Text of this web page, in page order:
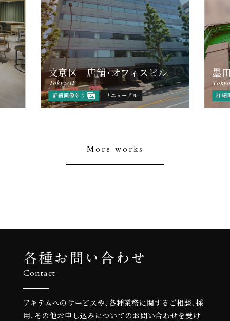
文京区 店舗・オフィスビル
Tokyo/JP
詳細画像あり
リニューアル
墨
詳細
More works
各種お問い合わせ
Contact
アキテムへのサービスや、各種業務に関するご相談、 採
用、その他お申し込みについてのお問い合わせを受け